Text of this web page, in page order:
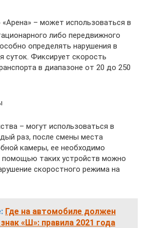
– может использоваться в
либо передвижного
определять нарушения в
суток. Фиксирует скорость
в диапазоне от 20 до 250
– могут использоваться в
раз, после смены места
камеры, ее необходимо
помощью таких устройств можно
скоростного режима на
Где на автомобиле должен
«Ш»: правила 2021 года